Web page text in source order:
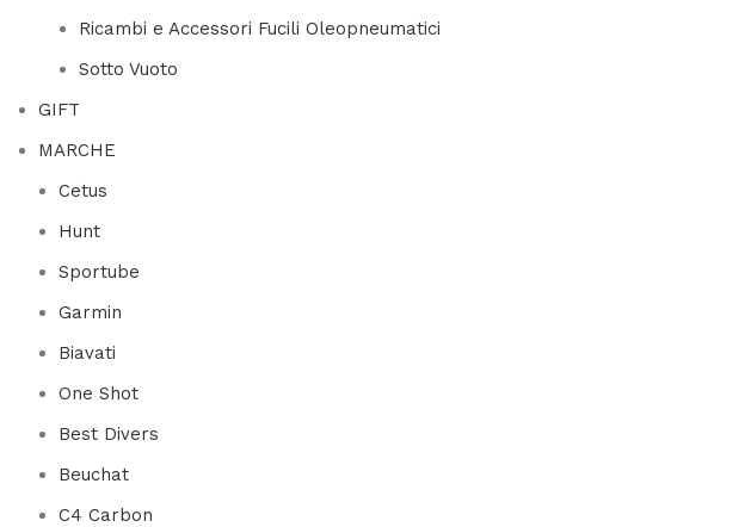
Ricambi e Accessori Fucili Oleopneumatici
Sotto Vuoto
GIFT
MARCHE
Cetus
Hunt
Sportube
Garmin
Biavati
One Shot
Best Divers
Beuchat
C4 Carbon